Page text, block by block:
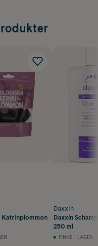
Katrinplommon
Daxxin
Daxxín
250 ml
FINNS I LAGER